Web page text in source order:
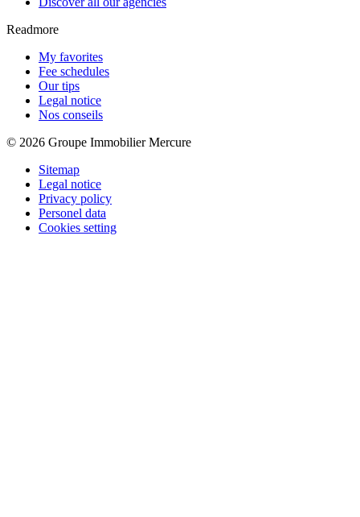
Readmore
My favorites
Fee schedules
Our tips
Legal notice
Nos conseils
© 2026 Groupe Immobilier Mercure
Sitemap
Legal notice
Privacy policy
Personel data
Cookies setting